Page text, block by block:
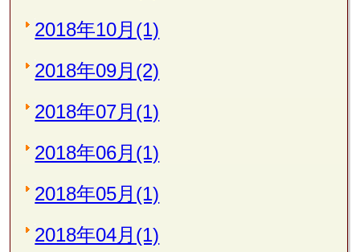
2018年10月(1)
2018年09月(2)
2018年07月(1)
2018年06月(1)
2018年05月(1)
2018年04月(1)